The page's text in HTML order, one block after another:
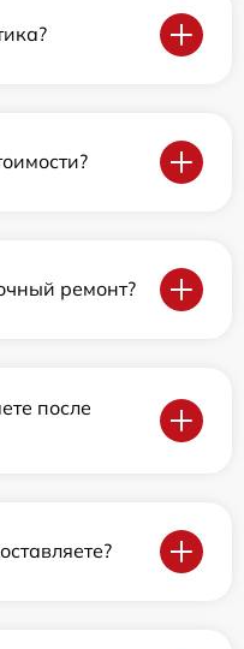
ремонт?
после